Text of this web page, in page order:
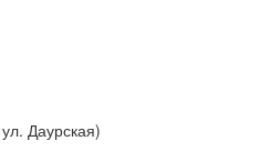
Даурская)